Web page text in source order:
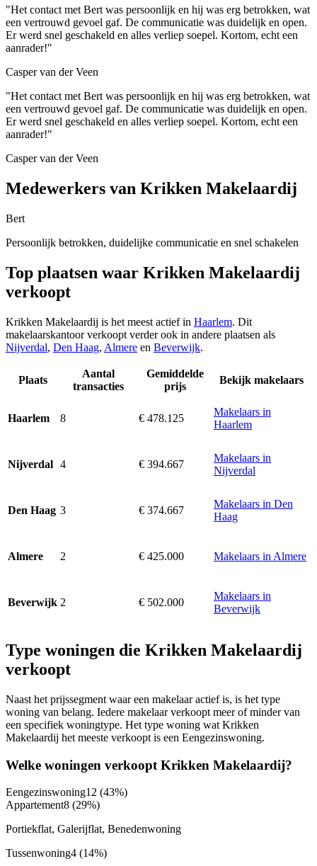
"Het contact met Bert was persoonlijk en hij was erg betrokken, wat
een vertrouwd gevoel gaf. De communicatie was duidelijk en open.
Er werd snel geschakeld en alles verliep soepel. Kortom, echt een
aanrader!"
Casper van der Veen
"Het contact met Bert was persoonlijk en hij was erg betrokken, wat
een vertrouwd gevoel gaf. De communicatie was duidelijk en open.
Er werd snel geschakeld en alles verliep soepel. Kortom, echt een
aanrader!"
Casper van der Veen
Medewerkers van Krikken Makelaardij
Bert
Persoonlijk betrokken, duidelijke communicatie en snel schakelen
Top plaatsen waar Krikken Makelaardij
verkoopt
Krikken Makelaardij is het meest actief in Haarlem. Dit
makelaarskantoor verkoopt verder ook in andere plaatsen als
Nijverdal, Den Haag, Almere en Beverwijk.
Plaats
Aantal
transacties
Gemiddelde
prijs
Bekijk makelaars
Haarlem 8 € 478.125
Makelaars in
Haarlem
Nijverdal 4 € 394.667
Makelaars in
Nijverdal
Den Haag 3 € 374.667
Makelaars in Den
Haag
Almere 2 € 425.000 Makelaars in Almere
Beverwijk 2 € 502.000
Makelaars in
Beverwijk
Type woningen die Krikken Makelaardij
verkoopt
Naast het prijssegment waar een makelaar actief is, is het type
woning van belang. Iedere makelaar verkoopt meer of minder van
een specifiek woningtype. Het type woning wat Krikken
Makelaardij het meeste verkoopt is een Eengezinswoning.
Welke woningen verkoopt Krikken Makelaardij?
Eengezinswoning12 (43%)
Appartement8 (29%)
Portiekflat, Galerijflat, Benedenwoning
Tussenwoning4 (14%)